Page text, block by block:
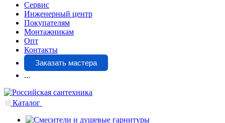
Сервис
Инженерный центр
Покупателям
Монтажникам
Опт
Контакты
Заказать мастера
...
Каталог